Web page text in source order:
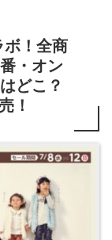
！全商
・オン
どこ？
！